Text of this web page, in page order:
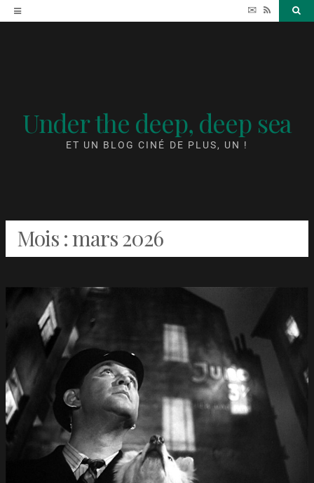
Accéder
au
✉ RSS
Under the deep, deep sea
ET UN BLOG CINÉ DE PLUS, UN !
Mois :mars 2026